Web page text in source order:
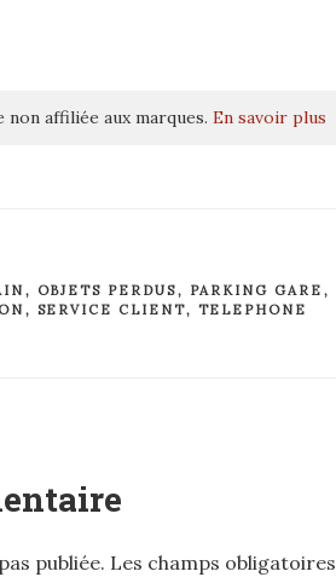
non affiliée aux marques. En savoir plus
, OBJETS PERDUS, PARKING GARE ,
, SERVICE CLIENT, TELEPHONE
publiée. Les champs obligatoires